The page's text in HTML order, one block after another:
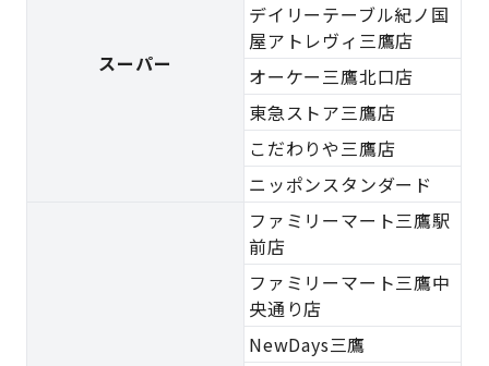
スーパー
デイリーテーブル紀ノ国
屋アトレヴィ三鷹店
オーケー三鷹北口店
東急ストア三鷹店
こだわりや三鷹店
ニッポンスタンダード
ファミリーマート三鷹駅
前店
ファミリーマート三鷹中
央通り店
NewDays三鷹